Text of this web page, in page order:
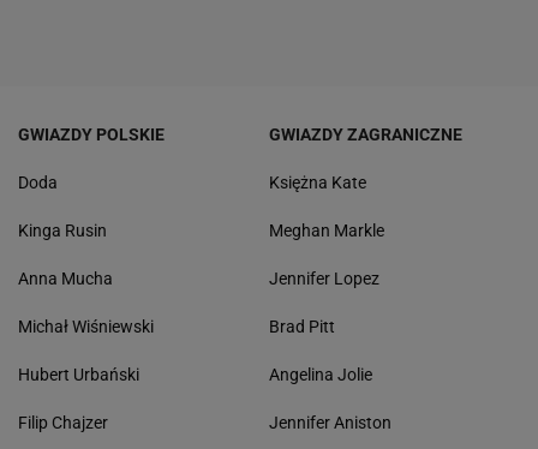
GWIAZDY POLSKIE
Doda
Kinga Rusin
Anna Mucha
Michał Wiśniewski
Hubert Urbański
Filip Chajzer
GWIAZDY ZAGRANICZNE
Księżna Kate
Meghan Markle
Jennifer Lopez
Brad Pitt
Angelina Jolie
Jennifer Aniston